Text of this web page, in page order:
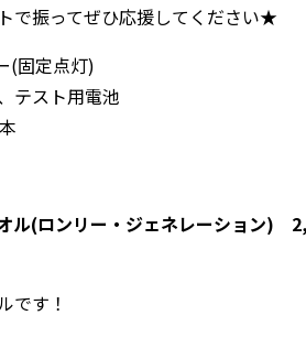
で振ってぜひ応援してください★
(固定点灯)
テスト用電池
ル(ロンリー・ジェネレーション)
です！